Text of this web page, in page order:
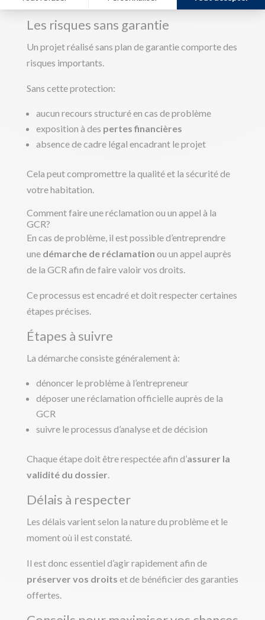
Les risques sans garantie
Un projet réalisé sans plan de garantie comporte des
risques importants.
Sans cette protection:
aucun recours structuré en cas de problème
exposition à des pertes financières
absence de cadre légal encadrant le projet
Cela peut compromettre la qualité et la sécurité de
votre habitation.
Comment faire une réclamation ou un appel à la
GCR?
En cas de problème, il est possible d’entreprendre
une démarche de réclamation ou un appel auprès
de la GCR afin de faire valoir vos droits.
Ce processus est encadré et doit respecter certaines
étapes précises.
Étapes à suivre
La démarche consiste généralement à:
dénoncer le problème à l’entrepreneur
déposer une réclamation officielle auprès de la
GCR
suivre le processus d’analyse et de décision
Chaque étape doit être respectée afin d’assurer la
validité du dossier.
Délais à respecter
Les délais varient selon la nature du problème et le
moment où il est constaté.
Il est donc essentiel d’agir rapidement afin de
préserver vos droits et de bénéficier des garanties
offertes.